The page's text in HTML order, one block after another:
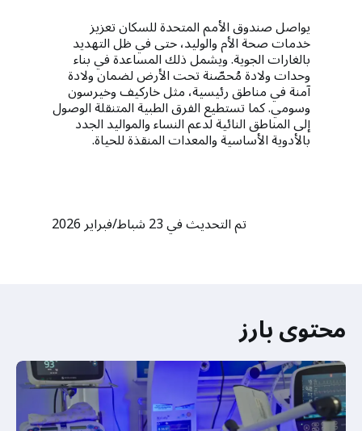
يواصل صندوق الأمم المتحدة للسكان تعزيز
خدمات صحة الأم والوليد، حتى في ظل التهديد
بالغارات الجوية. ويشمل ذلك المساعدة في بناء
وحدات ولادة مُحصّنة تحت الأرض لضمان ولادة
آمنة في مناطق رئيسية، مثل خاركيف وخيرسون
وسومي. كما تستطيع الفرق الطبية المتنقلة الوصول
إلى المناطق النائية لدعم النساء والمواليد الجدد
بالأدوية الأساسية والمعدات المنقذة للحياة.
تم التحديث في 23 شباط/فبراير 2026
محتوى بارز